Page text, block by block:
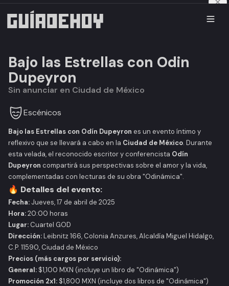
Bajo las Estrellas con Odin
Dupeyron
Sin anunciar en Ciudad de México
Escénicos
Bajo las Estrellas con Odín Dupeyron es un evento íntimo y
reflexivo que se llevará a cabo en la Ciudad de México. Durante
esta velada, el reconocido escritor y conferencista Odín
Dupeyron compartirá sus perspectivas sobre el amor y la vida,
complementadas con lecturas de su obra "Odinámica".​
🔥 Detalles del evento:
Fecha: Jueves, 17 de abril de 2025​
Hora:20:00 horas​
Lugar: Cuartel GOD​
Dirección:Leibnitz 166, Colonia Anzures, Alcaldía Miguel Hidalgo,
C.P. 11590, Ciudad de México​
Precios (más cargos por servicio):
General: $1,100 MXN (incluye un libro de "Odinámica")​
Promoción 2x1: $1,800 MXN (incluye dos libros de "Odinámica")​